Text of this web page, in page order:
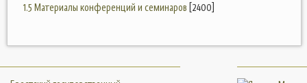
1.5 Материалы конференций и семинаров [2400]